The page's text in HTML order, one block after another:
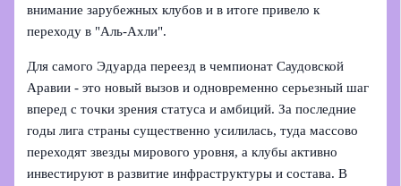
внимание зарубежных клубов и в итоге привело к
переходу в "Аль-Ахли".
Для самого Эдуарда переезд в чемпионат Саудовской
Аравии - это новый вызов и одновременно серьезный шаг
вперед с точки зрения статуса и амбиций. За последние
годы лига страны существенно усилилась, туда массово
переходят звезды мирового уровня, а клубы активно
инвестируют в развитие инфраструктуры и состава. В